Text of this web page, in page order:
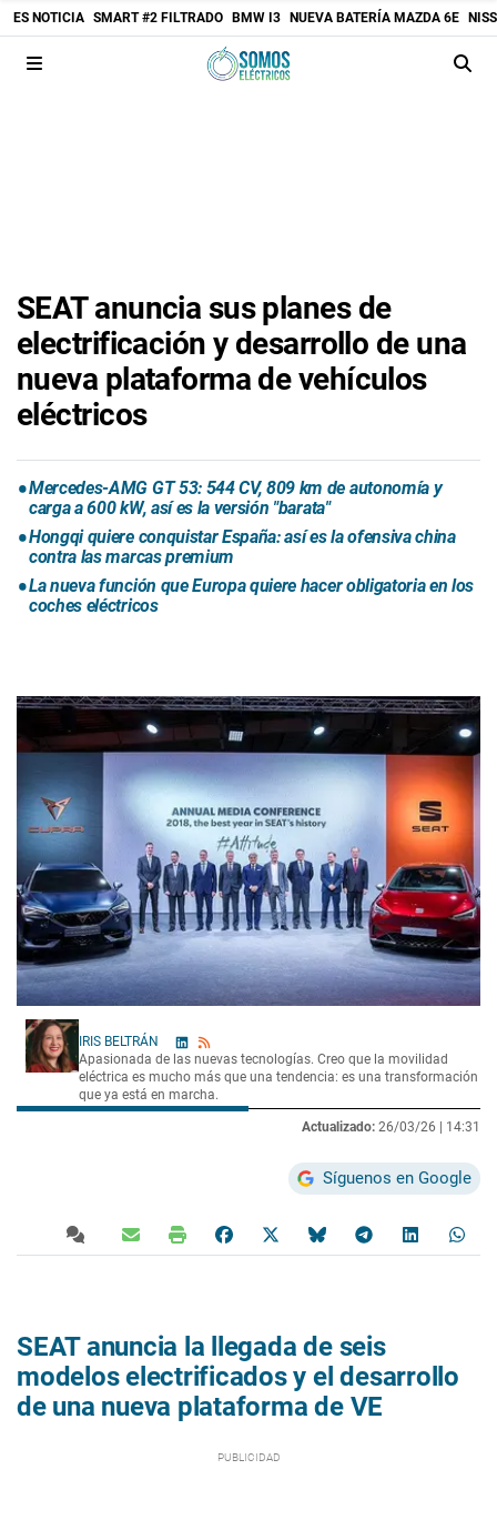
ES NOTICIA SMART #2 FILTRADO BMW I3 NUEVA BATERÍA MAZDA 6E
SEAT anuncia sus planes de
electrificación y desarrollo de una
nueva plataforma de vehículos
eléctricos
Mercedes-AMG GT 53: 544 CV, 809 km de autonomía y
carga a 600 kW, así es la versión "barata"
Hongqi quiere conquistar España: así es la ofensiva china
contra las marcas premium
La nueva función que Europa quiere hacer obligatoria en los
coches eléctricos
IRIS BELTRÁN
Apasionada de las nuevas tecnologías. Creo que la movilidad
eléctrica es mucho más que una tendencia: es una transformación
que ya está en marcha.
Actualizado: 26/03/26 | 14:31
Síguenos en Google
SEAT anuncia la llegada de seis
modelos electrificados y el desarrollo
de una nueva plataforma de VE